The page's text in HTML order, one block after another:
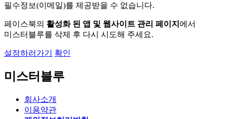
필수정보(이메일)를 제공받을 수 없습니다.
페이스북의 활성화 된 앱 및 웹사이트 관리 페이지 에서
미스터블루를 삭제 후 다시 시도해 주세요.
설정하러가기 확인
미스터블루
회사소개
이용약관